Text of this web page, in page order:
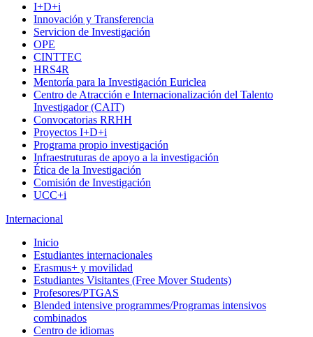
I+D+i
Innovación y Transferencia
Servicion de Investigación
OPE
CINTTEC
HRS4R
Mentoría para la Investigación Euriclea
Centro de Atracción e Internacionalización del Talento
Investigador (CAIT)
Convocatorias RRHH
Proyectos I+D+i
Programa propio investigación
Infraestruturas de apoyo a la investigación
Ética de la Investigación
Comisión de Investigación
UCC+i
Internacional
Inicio
Estudiantes internacionales
Erasmus+ y movilidad
Estudiantes Visitantes (Free Mover Students)
Profesores/PTGAS
Blended intensive programmes/Programas intensivos
combinados
Centro de idiomas